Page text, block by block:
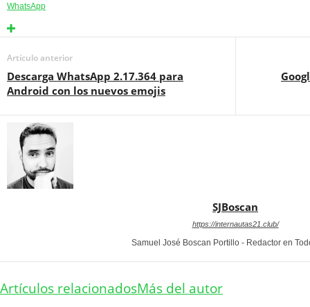
WhatsApp
Artículo anterior
Descarga WhatsApp 2.17.364 para
Android con los nuevos emojis
SJBoscan
https://internautas21.club/
Samuel José Boscan Portillo - Redactor en
Artículos relacionadosMás del autor